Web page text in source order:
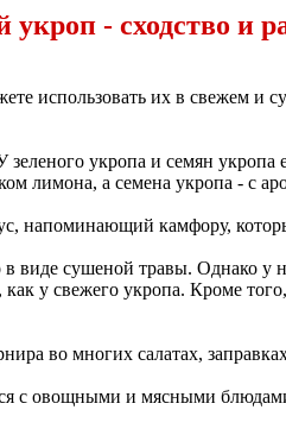
- сходство и
использовать их в свежем
укропа и семян
лимона, а семена укропа - с
напоминающий камфору,
в виде сушеной травы. Однако у
у свежего укропа. Кроме
во многих салатах,
с овощными и мясными